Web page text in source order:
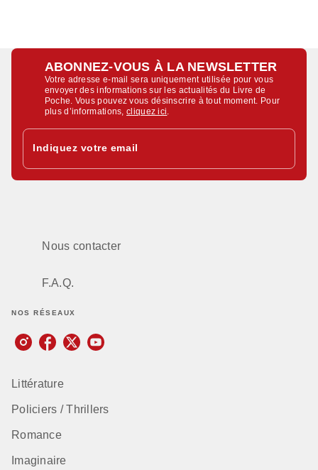
ABONNEZ-VOUS À LA NEWSLETTER
Votre adresse e-mail sera uniquement utilisée pour vous
envoyer des informations sur les actualités du Livre de
Poche. Vous pouvez vous désinscrire à tout moment. Pour
plus d’informations,cliquez ici
Indiquez votre email
Nous contacter
F.A.Q.
NOS RÉSEAUX
Littérature
Policiers / Thrillers
Romance
Imaginaire